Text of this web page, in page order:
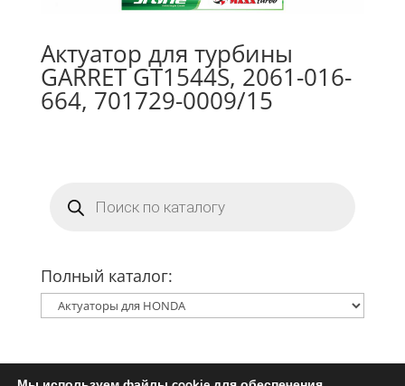
Актуатор для турбины
GARRET GT1544S, 2061-016-
664, 701729-0009/15
товаров
Полный каталог: